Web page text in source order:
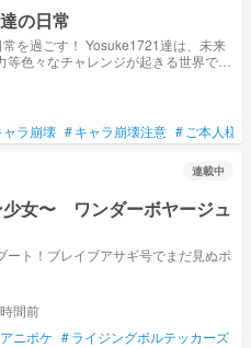
の日常
を過ごす！ Yosuke1721達は、未来
色々なチャレンジが起きる世界で、
方法でこなしていくのか？！
ャラ崩壊 #キャラ崩壊注意 #ご本人様
連載中
少女〜 ワンダーボヤージュ
ート！ブレイブアサギ号でまだ見ぬポ
間前
アニポケ #ライジングボルテッカーズ